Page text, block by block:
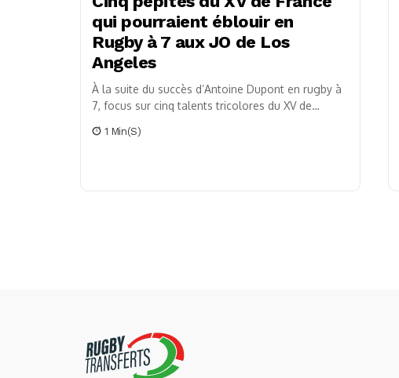
qui pourraient éblouir en
Rugby à 7 aux JO de Los
Angeles
À la suite du succès d’Antoine Dupont en rugby à
7, focus sur cinq talents tricolores du XV de
1 Min(s)